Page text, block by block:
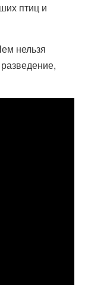
птиц и
нельзя